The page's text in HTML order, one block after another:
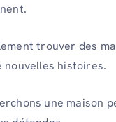
trouver des
nouvelles histoires.
une maison